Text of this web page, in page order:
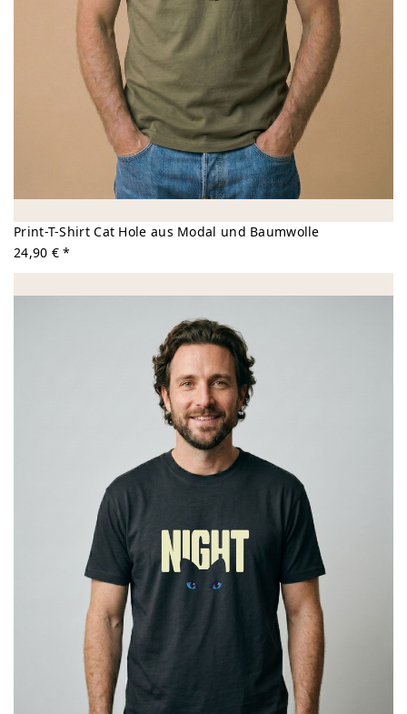
Print-T-Shirt Cat Hole aus Modal und Baumwolle
24,90 € *